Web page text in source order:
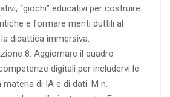
“giochi” educativi per costruire
e formare menti duttili al
didattica immersiva.
8: Aggiornare il quadro
digitali per includervi le
di IA e di dati. M n.